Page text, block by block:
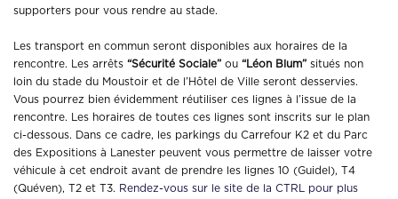
supporters pour vous rendre au stade.
Les transport en commun seront disponibles aux horaires de la
rencontre. Les arrêts “Sécurité Sociale” ou “Léon Blum” situés non
loin du stade du Moustoir et de l’Hôtel de Ville seront desservies.
Vous pourrez bien évidemment réutiliser ces lignes à l’issue de la
rencontre. Les horaires de toutes ces lignes sont inscrits sur le plan
ci-dessous. Dans ce cadre, les parkings du Carrefour K2 et du Parc
des Expositions à Lanester peuvent vous permettre de laisser votre
véhicule à cet endroit avant de prendre les lignes 10 (Guidel), T4
(Quéven), T2 et T3. Rendez-vous sur le site de la CTRL pour plus